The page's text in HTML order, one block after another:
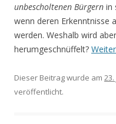
unbescholtenen Bürgern in
wenn deren Erkenntnisse
werden. Weshalb wird
herumgeschnüffelt?
Dieser Beitrag wurde am 23.
veröffentlicht.